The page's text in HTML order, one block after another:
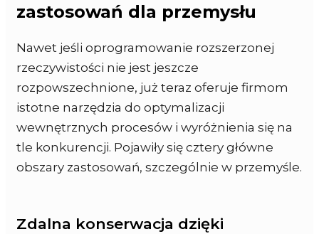
zastosowań dla przemysłu
Nawet jeśli oprogramowanie rozszerzonej
rzeczywistości nie jest jeszcze
rozpowszechnione, już teraz oferuje firmom
istotne narzędzia do optymalizacji
wewnętrznych procesów i wyróżnienia się na
tle konkurencji. Pojawiły się cztery główne
obszary zastosowań, szczególnie w przemyśle.
Zdalna konserwacja dzięki